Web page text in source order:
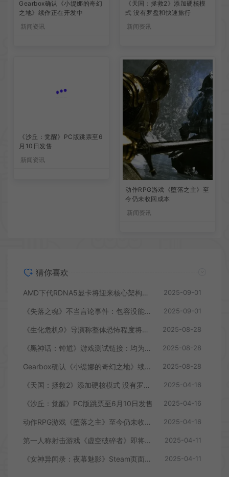
Gearbox确认《小缇娜的奇幻
之地》续作正在开发中
新闻资讯
《天国：拯救2》添加硬核模
式 没有罗盘和快速旅行
新闻资讯
《沙丘：觉醒》PC版跳票至6
月10日发售
新闻资讯
动作RPG游戏《堕落之主》至
今仍未收回成本
新闻资讯
猜你喜欢
AMD下代RDNA5显卡将迎来核心架构大幅升级 2025-09-01
《失落之魂》不当言论事件：包容没能消解过激言论 2025-09-01
《生化危机9》导演称整体恐怖程度将进一步提升 2025-08-28
《黑神话：钟馗》游戏测试链接：均为骗子 2025-08-28
Gearbox确认《小缇娜的奇幻之地》续作正在开发中 2025-08-28
《天国：拯救2》添加硬核模式 没有罗盘和快速旅行 2025-04-16
《沙丘：觉醒》PC版跳票至6月10日发售 2025-04-16
动作RPG游戏《堕落之主》至今仍未收回成本 2025-04-16
第一人称射击游戏《虚空破碎者》即将多平台上线 2025-04-11
《女神异闻录：夜幕魅影》Steam页面上线 2025-04-11